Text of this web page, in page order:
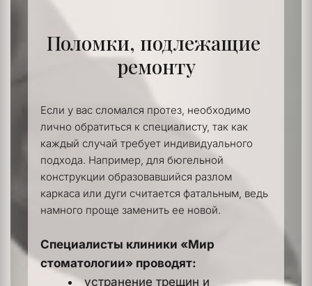
Поломки, подлежащие
ремонту
Если у вас сломался протез, необходимо
лично обратиться к специалисту, так как
каждый случай требует индивидуального
подхода. Например, для бюгельной
конструкции образовавшийся разлом
каркаса или дуги считается фатальным, ведь
намного проще заменить ее новой.
Специалисты клиники «Мир
стоматологии» проводят:
устранение трещин и